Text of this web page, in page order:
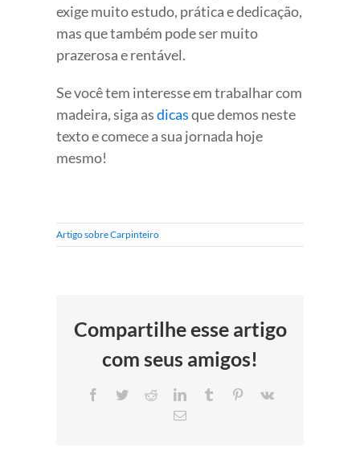
exige muito estudo, prática e dedicação,
mas que também pode ser muito
prazerosa e rentável.
Se você tem interesse em trabalhar com
madeira, siga asdicasque demos neste
texto e comece a sua jornada hoje
mesmo!
Artigo sobre Carpinteiro
Compartilhe esse artigo
com seus amigos!
Facebook
TwitterRedditLinkedInTumblr Pinterest
Vk
E-